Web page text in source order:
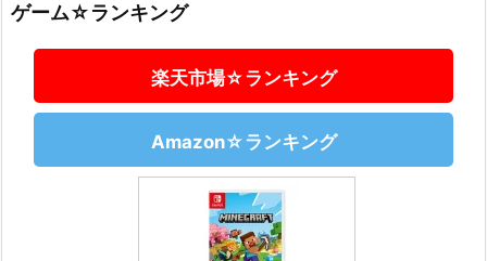
ゲーム☆ランキング
楽天市場☆ランキング
Amazon☆ランキング